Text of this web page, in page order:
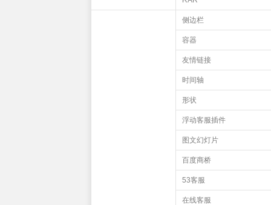
侧边栏
容器
友情链接
时间轴
形状
浮动客服插件
图文幻灯片
百度商桥
53客服
在线客服